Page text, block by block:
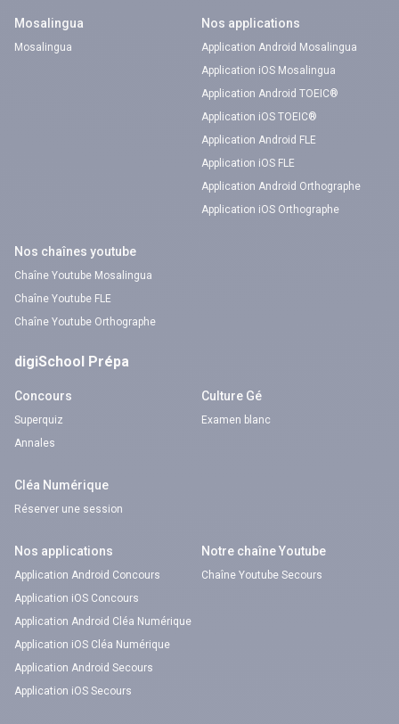
Mosalingua
Mosalingua
Nos applications
Application Android Mosalingua
Application iOS Mosalingua
Application Android TOEIC®
Application iOS TOEIC®
Application Android FLE
Application iOS FLE
Application Android Orthographe
Application iOS Orthographe
Nos chaînes youtube
Chaîne Youtube Mosalingua
Chaîne Youtube FLE
Chaîne Youtube Orthographe
digiSchool Prépa
Concours
Superquiz
Annales
Culture Gé
Examen blanc
Cléa Numérique
Réserver une session
Nos applications
Application Android Concours
Application iOS Concours
Application Android Cléa Numérique
Application iOS Cléa Numérique
Application Android Secours
Application iOS Secours
Notre chaîne Youtube
Chaîne Youtube Secours